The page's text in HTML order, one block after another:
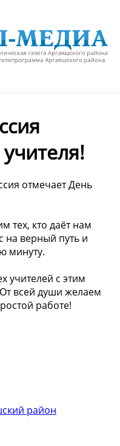
отмечает День
тех, кто даёт нам
на верный путь и
минуту.
учителей с этим
всей души желаем
работе!
район